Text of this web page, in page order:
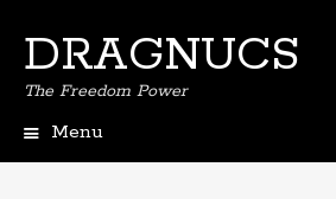
DRAGNUCS
The Freedom Power
Menu